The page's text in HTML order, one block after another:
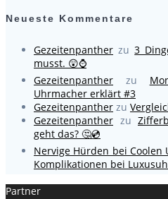
Neueste Kommentare
Gezeitenpanther zu3
musst. 😲⌚
Gezeitenpanther zu
Uhrmacher erklärt #3
Gezeitenpanther zu
Gezeitenpanther zu
geht das? 🤔💿
Nervige Hürden bei
Komplikationen bei
Partner